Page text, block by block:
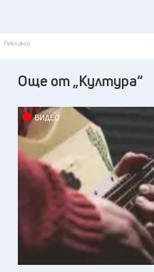
Реклама
Още от „Култура“
ВИДЕО